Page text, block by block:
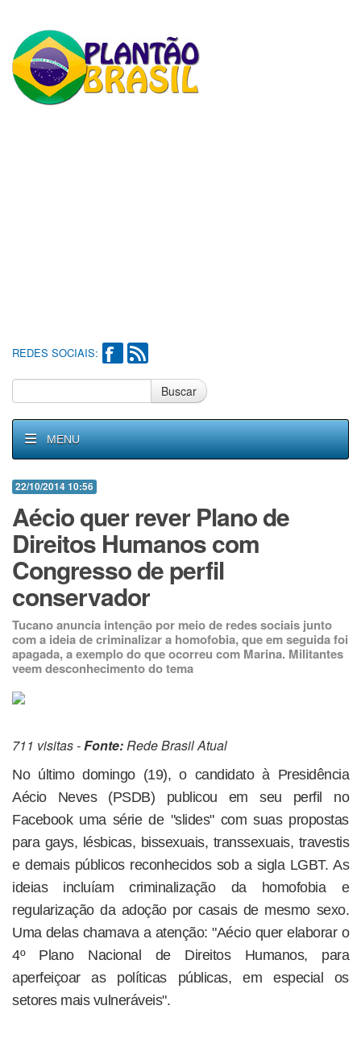
REDES SOCIAIS:
Buscar
MENU
22/10/2014 10:56
Aécio quer rever Plano de
Direitos Humanos com
Congresso de perfil
conservador
Tucano anuncia intenção por meio de redes sociais junto
com a ideia de criminalizar a homofobia, que em seguida foi
apagada, a exemplo do que ocorreu com Marina. Militantes
veem desconhecimento do tema
711 visitas -Fonte:Rede Brasil Atual
No último domingo (19), o candidato à Presidência
Aécio Neves (PSDB) publicou em seu perfil no
Facebook uma série de "slides" com suas propostas
para gays, lésbicas, bissexuais, transsexuais, travestis
e demais públicos reconhecidos sob a sigla LGBT. As
ideias incluíam criminalização da homofobia e
regularização da adoção por casais de mesmo sexo.
Uma delas chamava a atenção: "Aécio quer elaborar o
4º Plano Nacional de Direitos Humanos, para
aperfeiçoar as políticas públicas, em especial os
setores mais vulneráveis".